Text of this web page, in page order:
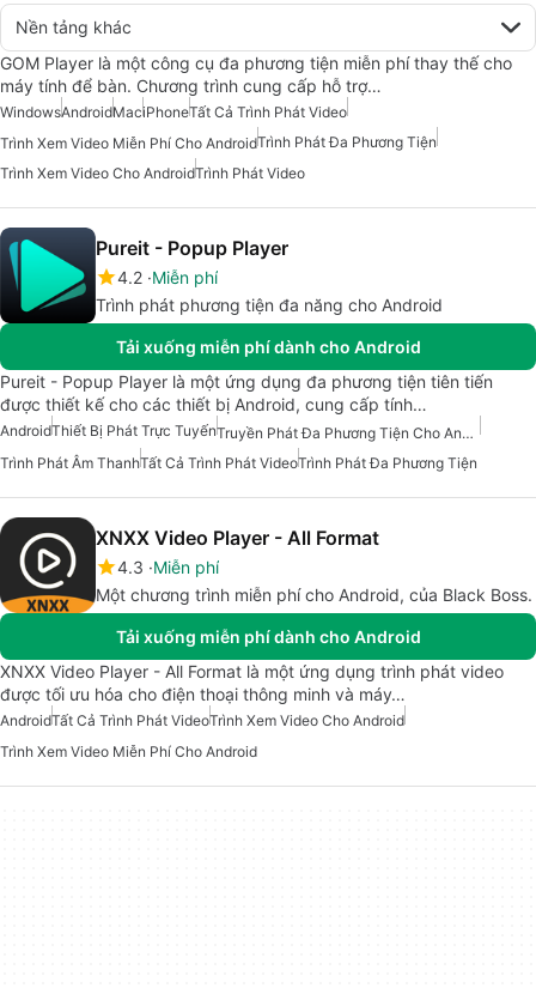
Nền tảng khác
GOM Player là một công cụ đa phương tiện miễn phí thay thế cho
máy tính để bàn. Chương trình cung cấp hỗ trợ…
WindowsAndroidMaciPhoneTất Cả Trình Phát Video
Trình Xem Video Miễn Phí Cho AndroidTrình Phát Đa Phương Tiện
Trình Xem Video Cho AndroidTrình Phát Video
Pureit - Popup Player
4.2 Miễn phí
Trình phát phương tiện đa năng cho Android
Tải xuống miễn phí dành cho Android
Pureit - Popup Player là một ứng dụng đa phương tiện tiên tiến
được thiết kế cho các thiết bị Android, cung cấp tính…
AndroidThiết Bị Phát Trực Tuyến
Truyền Phát Đa Phương Tiện Cho Android
Trình Phát Âm ThanhTất Cả Trình Phát VideoTrình Phát Đa Phương Tiện
XNXX Video Player - All Format
4.3 Miễn phí
Một chương trình miễn phí cho Android, của Black Boss.
Tải xuống miễn phí dành cho Android
XNXX Video Player - All Format là một ứng dụng trình phát video
được tối ưu hóa cho điện thoại thông minh và máy…
AndroidTất Cả Trình Phát VideoTrình Xem Video Cho Android
Trình Xem Video Miễn Phí Cho Android